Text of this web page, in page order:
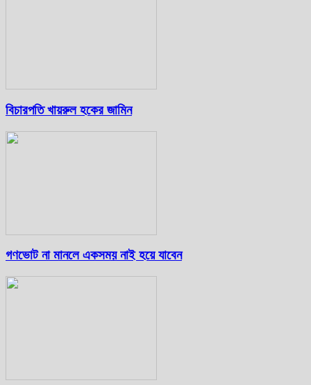
বিচারপতি খায়রুল হকের জামিন
গণভোট না মানলে একসময় নাই হয়ে যাবেন